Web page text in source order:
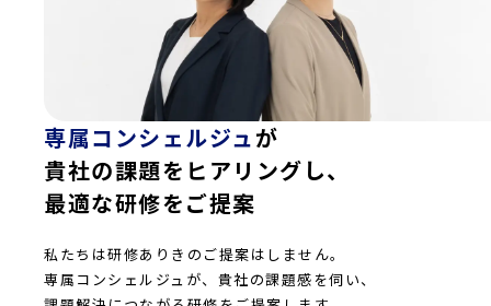
専属コンシェルジュが
貴社の課題をヒアリングし、
最適な研修をご提案
私たちは研修ありきのご提案はしません。
専属コンシェルジュが、貴社の課題感を伺い、